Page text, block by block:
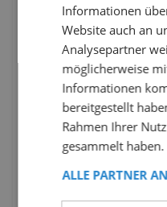
Informationen
Website auch an
Analysepartner
möglicherweise
Informationen
bereitgestellt
Rahmen Ihrer
gesammelt haben.
ALLE PARTNER